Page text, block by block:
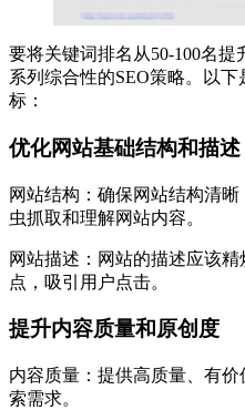
要将关键词排名从50-100名
系列综合性的SEO策略。以
标：
优化网站基础结构和描述
网站结构：确保网站结构清
虫抓取和理解网站内容。
网站描述：网站的描述应该
点，吸引用户点击。
提升内容质量和原创度
内容质量：提供高质量、有
索需求。